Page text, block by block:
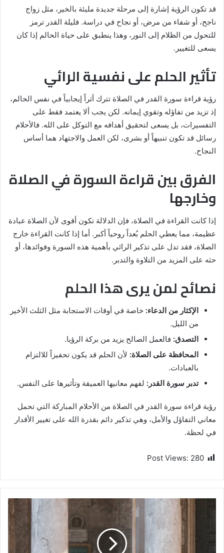
قد تكون الرؤية إشارة إلى مرحلة جديدة مليئة بالخير، مثل زواج
ناجح، أو شفاء من مرض، أو نجاح في دراسة. فليلة القدر ترمز
للتحول من الظلام إلى النور، وهذا ينطبق على حياة الحالم إذا كان
يسعى للتغيير.
تأثير الحلم على نفسية الرائي
رؤية قراءة سورة القدر في الصلاة تترك أثراً إيجابياً في نفس الحالم،
إذ تزيد من تفاؤله وتقوي إيمانه. لكن يجب ألا يعتمد فقط على
التفسيرات، بل يسعى لتحقيق أهدافه مع التوكل على الله. فالأحلام
رسائل قد تكون تنبيهاً أو بشرى، لكن العمل والاجتهاد هما أساس
النجاح.
الفرق بين قراءة السورة في الصلاة
وخارجها
إذا كانت القراءة في الصلاة، فإن الدلالة تكون أقوى لأن الصلاة عبادة
عظيمة، مما يعطي الحلم بُعداً روحياً أكبر. أما إذا كانت القراءة خارج
الصلاة، فقد تدل على تذكير الرائي بأهمية هذه السورة وفوائدها، أو
حثه على المزيد من التلاوة والتدبر.
نصائح لمن يرى هذا الحلم
الإكثار من الدعاء: خاصة في أوقات الاستجابة مثل الثلث الأخير
من الليل.
التصدق: فالعمل الصالح يزيد من بركة الرؤيا.
المحافظة على الصلاة: لأن الحلم قد يكون تحفيزاً للالتزام
بالعبادات.
تدبر سورة القدر: لفهم معانيها العميقة وتأثيرها على النفس.
رؤية قراءة سورة القدر في الصلاة من الأحلام المباركة التي تحمل
معاني التفاؤل والأمل، وهي تذكير دائم بقدرة الله على تغيير الأقدار
في لحظة.
Post Views: 280